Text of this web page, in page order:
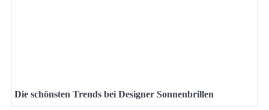
Die schönsten Trends bei Designer Sonnenbrillen